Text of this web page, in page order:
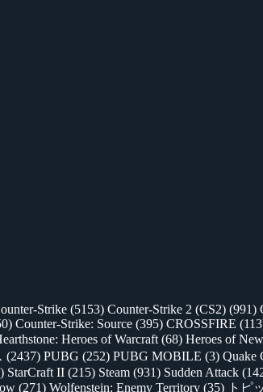
Strike (5153) Counter-Strike 2 (CS2) (991)
Counter-Strike: Source (395) CROSSFIRE
Heroes of Warcraft (68) Heroes of
(2437) PUBG (252) PUBG MOBILE (3) Quake
StarCraft II (215) Steam (931) Sudden Attack
(271) Wolfenstein: Enemy Territory (35) トピ